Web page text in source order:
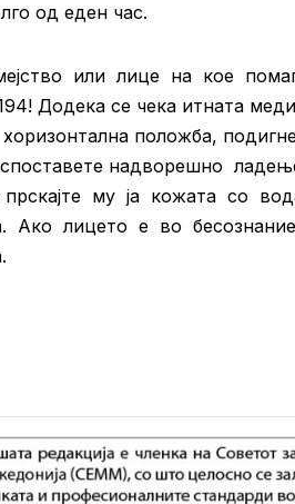
од еден час.
или лице на кое
Додека се чека итната
положба,
надворешно
прскајте му ја кожата со
Ако лицето е во